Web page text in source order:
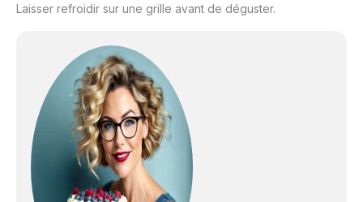
Laisser refroidir sur une grille avant de déguster.